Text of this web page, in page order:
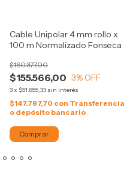
Cable Unipolar 4 mm rollo x
100 m Normalizado Fonseca
$155.566,00
$160.377,00
3% OFF
3x $51.855,33 sin interés
$147.787,70 con Transferencia
o depósito bancario
Comprar